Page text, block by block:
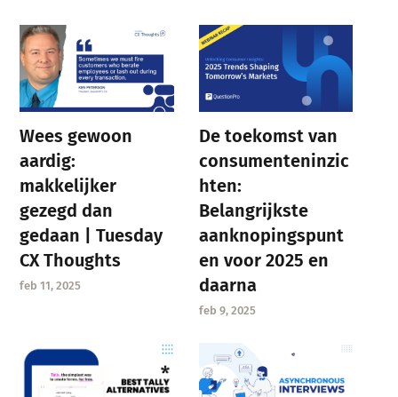
Wees gewoon
aardig:
makkelijker
gezegd dan
gedaan | Tuesday
CX Thoughts
feb 11, 2025
De toekomst van
consumenteninzic
hten:
Belangrijkste
aanknopingspunt
en voor 2025 en
daarna
feb 9, 2025